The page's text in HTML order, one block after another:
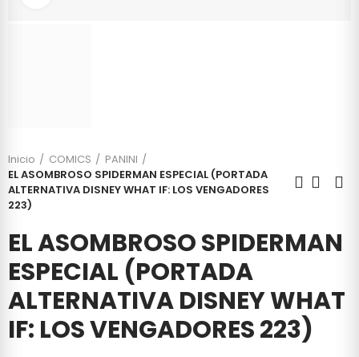
Inicio COMICS
PANINI
EL ASOMBROSO SPIDERMAN ESPECIAL (PORTADA
ALTERNATIVA DISNEY WHAT IF: LOS VENGADORES
223)
EL ASOMBROSO SPIDERMAN
ESPECIAL (PORTADA
ALTERNATIVA DISNEY WHAT
IF: LOS VENGADORES 223)